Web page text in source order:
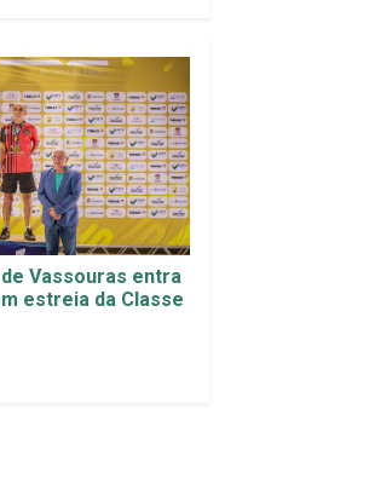
Vassouras entra
estreia da Classe